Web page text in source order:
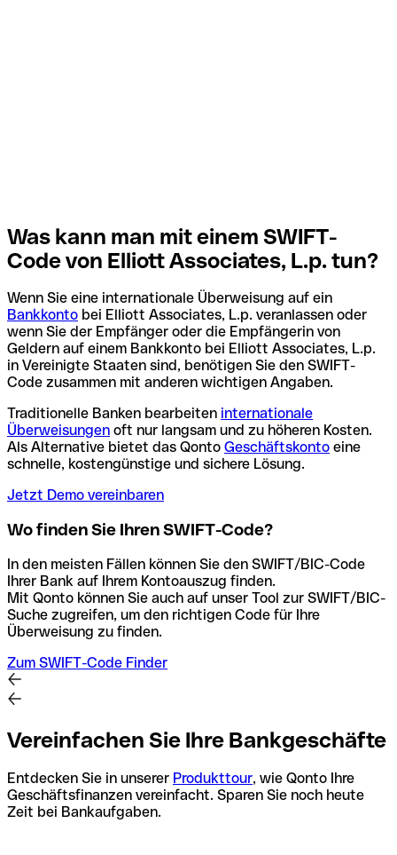
Was kann man mit einem SWIFT-
Code von Elliott Associates, L.p. tun?
Wenn Sie eine internationale Überweisung auf ein
Bankkonto bei Elliott Associates, L.p. veranlassen oder
wenn Sie der Empfänger oder die Empfängerin von
Geldern auf einem Bankkonto bei Elliott Associates, L.p.
in Vereinigte Staaten sind, benötigen Sie den SWIFT-
Code zusammen mit anderen wichtigen Angaben.
Traditionelle Banken bearbeiten internationale
Überweisungen oft nur langsam und zu höheren Kosten.
Als Alternative bietet das Qonto Geschäftskonto eine
schnelle, kostengünstige und sichere Lösung.
Jetzt Demo vereinbaren
Wo finden Sie Ihren SWIFT-Code?
In den meisten Fällen können Sie den SWIFT/BIC-Code
Ihrer Bank auf Ihrem Kontoauszug finden.
Mit Qonto können Sie auch auf unser Tool zur SWIFT/BIC-
Suche zugreifen, um den richtigen Code für Ihre
Überweisung zu finden.
Zum SWIFT-Code Finder
Vereinfachen Sie Ihre Bankgeschäfte
Entdecken Sie in unserer Produkttour, wie Qonto Ihre
Geschäftsfinanzen vereinfacht. Sparen Sie noch heute
Zeit bei Bankaufgaben.